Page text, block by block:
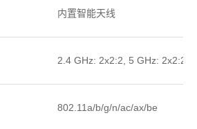
内置智能天线
2.4 GHz: 2x2:2, 5 GHz: 2x2:2
802.11a/b/g/n/ac/ax/be